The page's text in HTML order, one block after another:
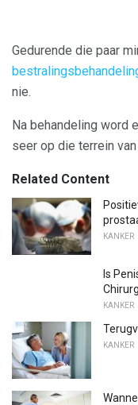
Gedurende die paar
nie.
Na behandeling word
seer op die terrein
Related Content
KANKER
Is
KANKER
KANKER